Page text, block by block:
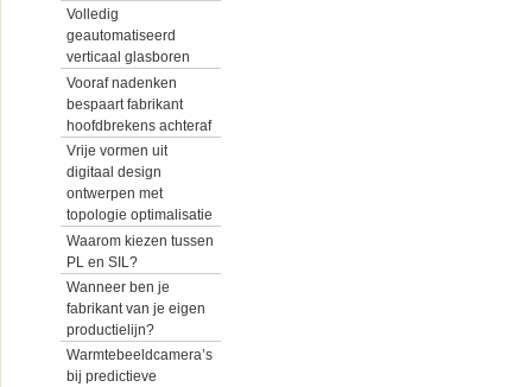
Volledig
geautomatiseerd
verticaal glasboren
Vooraf nadenken
bespaart fabrikant
hoofdbrekens achteraf
Vrije vormen uit
digitaal design
ontwerpen met
topologie optimalisatie
Waarom kiezen tussen
PL en SIL?
Wanneer ben je
fabrikant van je eigen
productielijn?
Warmtebeeldcamera’s
bij predictieve